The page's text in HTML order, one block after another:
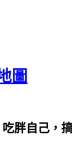
圖
胖自己，